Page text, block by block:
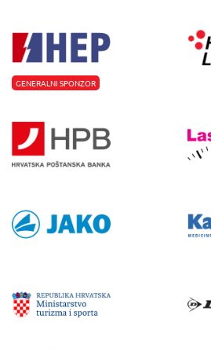
GENERALNI SPONZOR